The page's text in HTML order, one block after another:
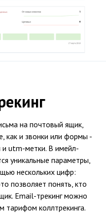
на почтовый ящик,
как и звонки или формы -
и utm-метки. В имейл-
уникальные параметры,
нескольких цифр:
позволяет понять, кто
Email-трекинг можно
тарифом коллтрекинга.